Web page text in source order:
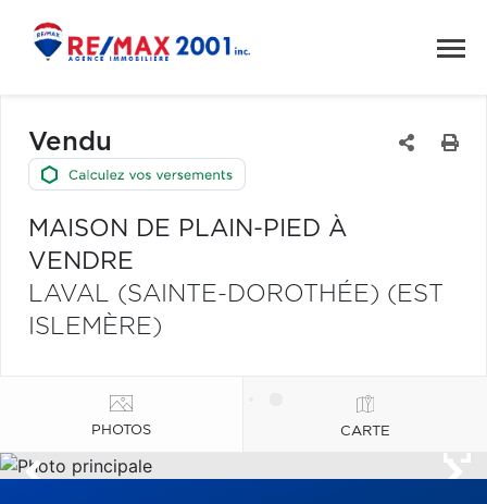
Vendu
MAISON DE PLAIN-PIED À
VENDRE
LAVAL (SAINTE-DOROTHÉE) (EST
ISLEMÈRE)
PHOTOS CARTE